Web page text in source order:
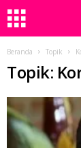
Beranda Topik
Topik: